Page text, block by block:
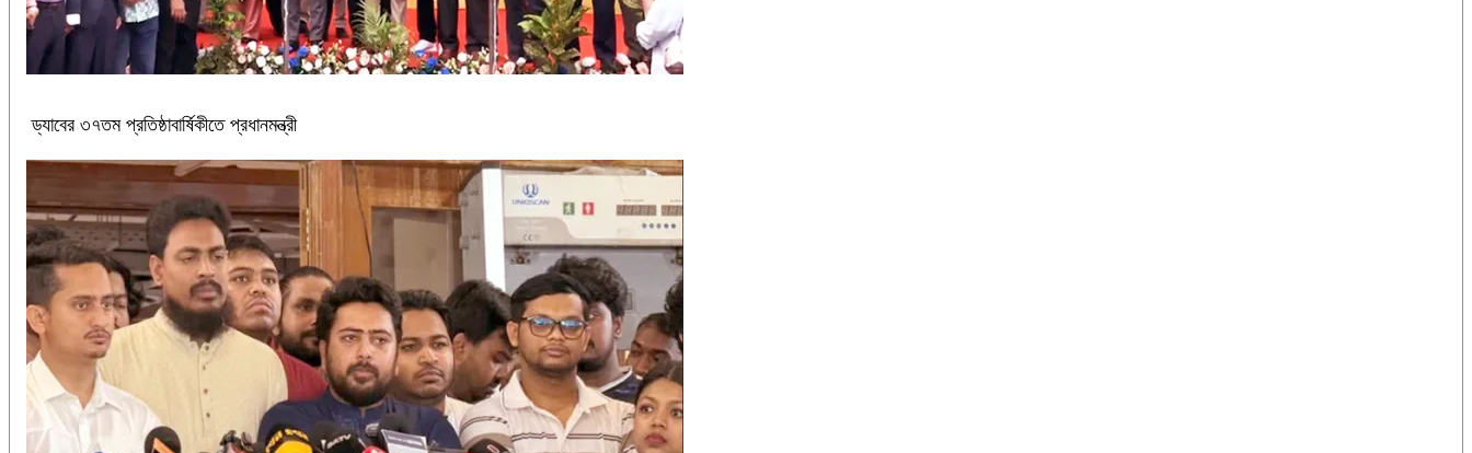
ড্যাবের ৩৭তম প্রতিষ্ঠাবার্ষিকীতে প্রধানমন্ত্রী